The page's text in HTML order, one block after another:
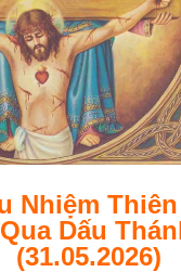
Nhiệm
Dấu
(31.05.2026)